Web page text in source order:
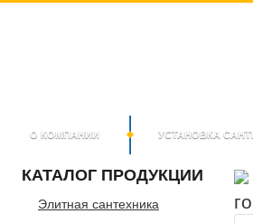
О КОМПАНИИ УСТАНОВКА
КАТАЛОГ ПРОДУКЦИИ
Элитная сантехника